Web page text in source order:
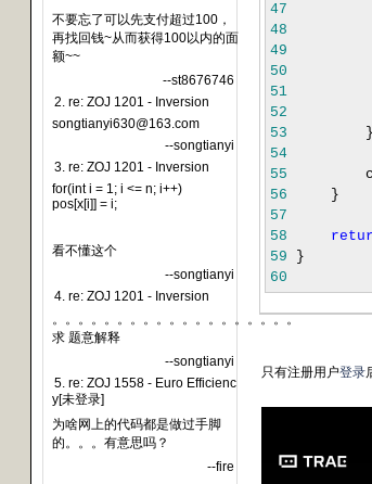
不要忘了可以先支付超过100，
再找回钱~从而获得100以内的面
额~~
--st8676746
2. re: ZOJ 1201 - Inversion
songtianyi630@163.com
--songtianyi
3. re: ZOJ 1201 - Inversion
for(int i = 1; i <= n; i++)
pos[x[i]] = i;
看不懂这个
--songtianyi
4. re: ZOJ 1201 - Inversion
。。。。。。。。。。。。。。。。。。。
求 题意解释
--songtianyi
5. re: ZOJ 1558 - Euro Efficienc
y[未登录]
为啥网上的代码都是做过手脚
的。。。有意思吗？
--fire
47
48
49
50
51
52
53
}
54
55
56
}
57
58
59
}
60
只有注册用户登录